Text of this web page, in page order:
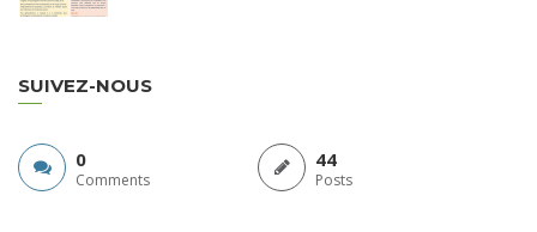
SUIVEZ-NOUS
0
Comments
44
Posts